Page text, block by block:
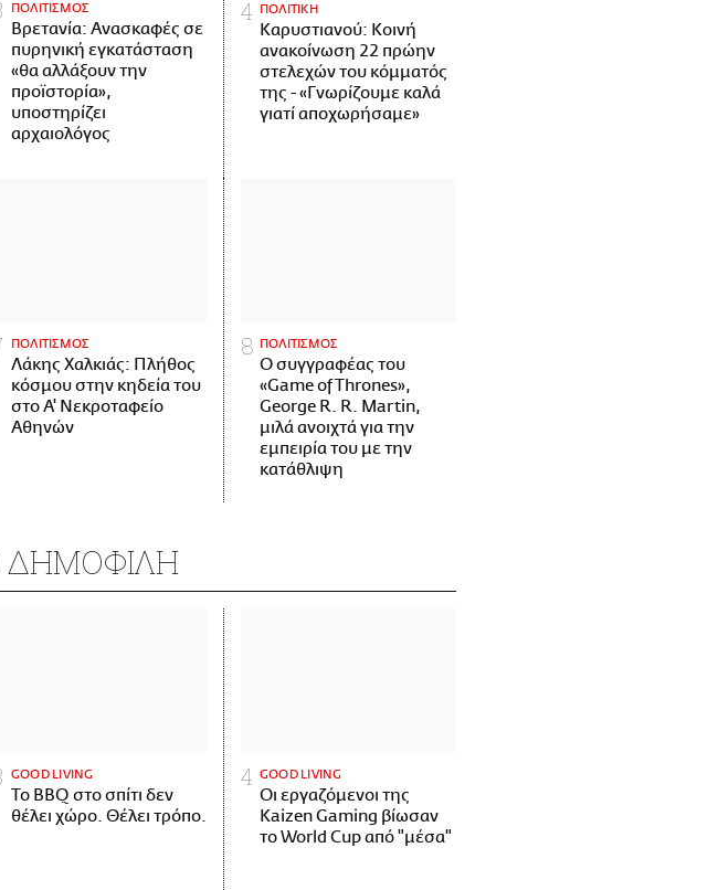
ΠΟΛΙΤΙΣΜΟΣ
Βρετανία: Ανασκαφές σε
πυρηνική εγκατάσταση
«θα αλλάξουν την
προϊστορία»,
υποστηρίζει
αρχαιολόγος
ΠΟΛΙΤΙΚΗ
Καρυστιανού: Κοινή
ανακοίνωση 22 πρώην
στελεχών του κόμματός
της - «Γνωρίζουμε καλά
γιατί αποχωρήσαμε»
ΠΟΛΙΤΙΣΜΟΣ
Λάκης Χαλκιάς: Πλήθος
κόσμου στην κηδεία του
στο Α' Νεκροταφείο
Αθηνών
ΠΟΛΙΤΙΣΜΟΣ
Ο συγγραφέας του
«Game of Thrones»,
George R. R. Martin,
μιλά ανοιχτά για την
εμπειρία του με την
κατάθλιψη
ΔΗΜΟΦΙΛΗ
GOOD LIVING
Το BBQ στο σπίτι δεν
θέλει χώρο. Θέλει τρόπο.
GOOD LIVING
Οι εργαζόμενοι της
Kaizen Gaming βίωσαν
το World Cup από "μέσα"